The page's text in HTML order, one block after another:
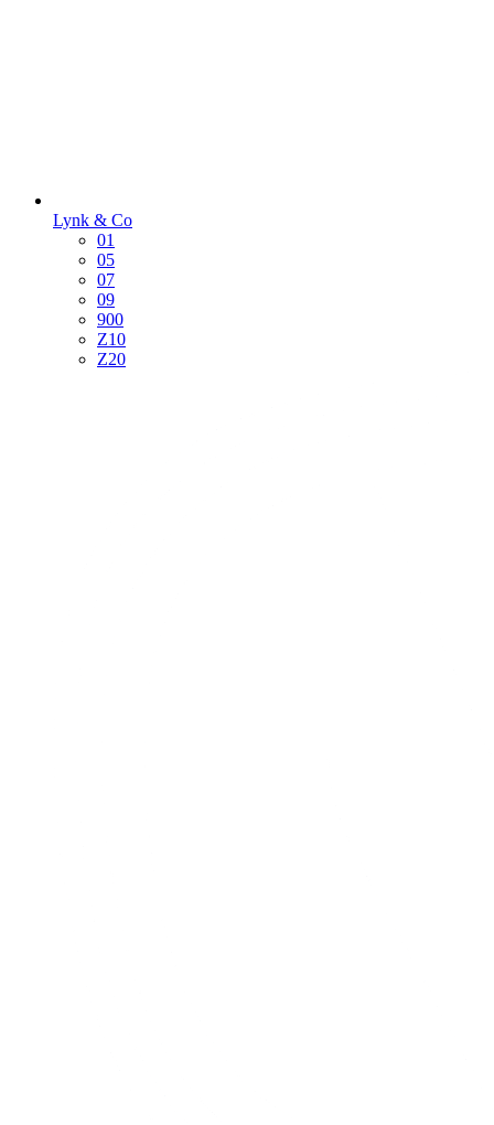
Lynk & Co
01
05
07
09
900
Z10
Z20